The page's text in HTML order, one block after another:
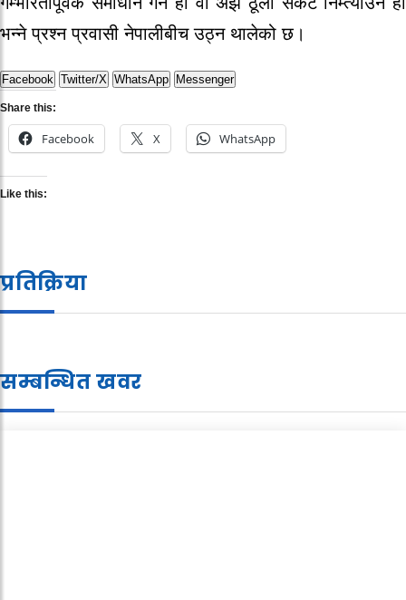
भन्ने प्रश्न प्रवासी नेपालीबीच उठ्न थालेको छ।
Facebook Twitter/X WhatsApp Messenger
Share this:
Facebook X WhatsApp
Like this:
प्रतिक्रिया
सम्बन्धित खवर